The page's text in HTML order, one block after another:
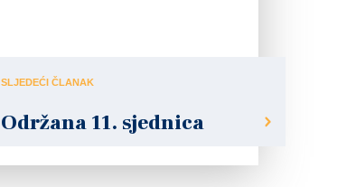
SLJEDEĆI ČLANAK
Održana 11. sjednica